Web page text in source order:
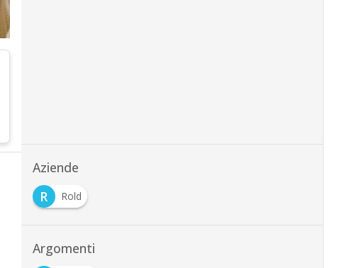
Aziende
R
Rold
Argomenti